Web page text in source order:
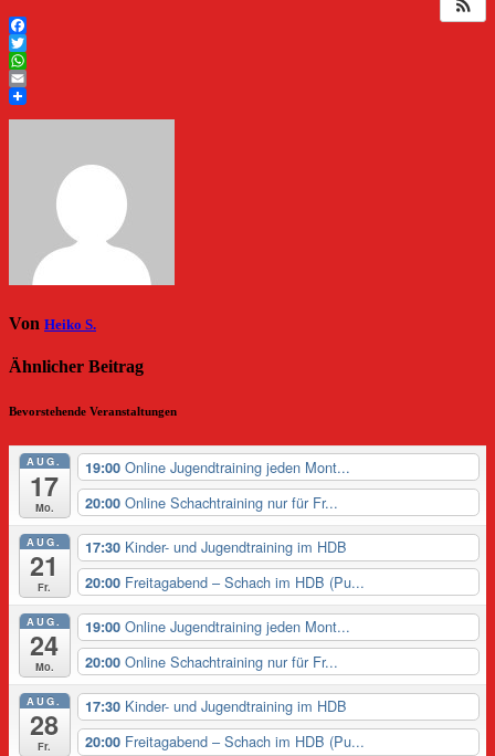
Facebook
Twitter
WhatsApp
Email
Von Heiko S.
Ähnlicher Beitrag
Bevorstehende Veranstaltungen
AUG.
17
Mo.
19:00 Online Jugendtraining jeden Mont...
20:00 Online Schachtraining nur für Fr...
AUG.
21
Fr.
17:30 Kinder- und Jugendtraining im HDB
20:00 Freitagabend – Schach im HDB (Pu...
AUG.
24
Mo.
19:00 Online Jugendtraining jeden Mont...
20:00 Online Schachtraining nur für Fr...
AUG.
28
Fr.
17:30 Kinder- und Jugendtraining im HDB
20:00 Freitagabend – Schach im HDB (Pu...